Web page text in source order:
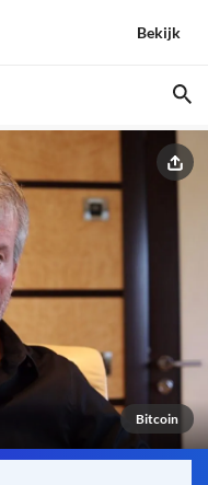
Bekijk
Bitcoin